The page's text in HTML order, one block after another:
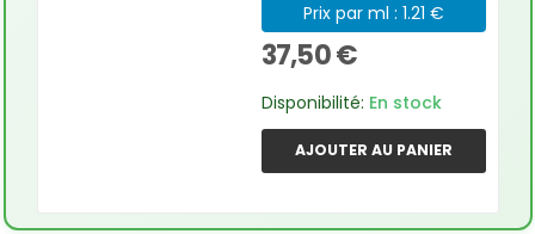
Prix par ml : 1.21 €
37,50 €
Disponibilité: En stock
AJOUTER AU PANIER